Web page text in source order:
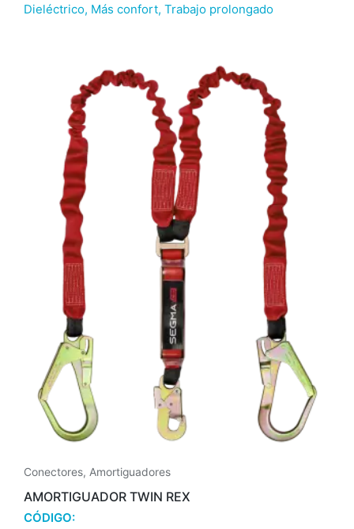
Dieléctrico, Más confort, Trabajo prolongado
Conectores, Amortiguadores
AMORTIGUADOR TWIN REX
CÓDIGO: